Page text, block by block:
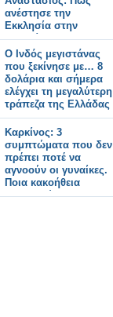
ανέστησε την
Εκκλησία στην
Αλβανία, τι
κληρονομιά αφήνει
Ο Ινδός μεγιστάνας
που ξεκίνησε με… 8
δολάρια και σήμερα
ελέγχει τη μεγαλύτερη
τράπεζα της Ελλάδας
Καρκίνος: 3
συμπτώματα που δεν
πρέπει ποτέ να
αγνοούν οι γυναίκες.
Ποια κακοήθεια
μαρτυρούν